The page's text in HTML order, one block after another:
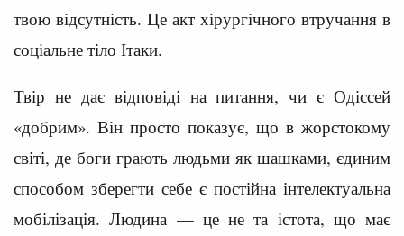
твою відсутність. Це акт хірургічного втручання в
соціальне тіло Ітаки.
Твір не дає відповіді на питання, чи є Одіссей
«добрим». Він просто показує, що в жорстокому
світі, де боги грають людьми як шашками, єдиним
способом зберегти себе є постійна інтелектуальна
мобілізація. Людина — це не та істота, що має